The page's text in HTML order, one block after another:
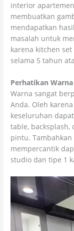
interior
membuatkan
mendapatkan
masalah untuk
karena kitchen
selama 5 tahun
Perhatikan Warna
Warna sangat
Anda. Oleh
keseluruhan
table,
pintu.
mempercantik
studio dan tipe 1